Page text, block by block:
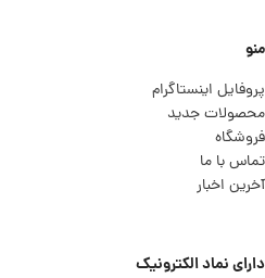
منو
پروفایل اینستاگرام
محصولات جدید
فروشگاه
تماس با ما
آخرین اخبار
دارای نماد الکترونیک